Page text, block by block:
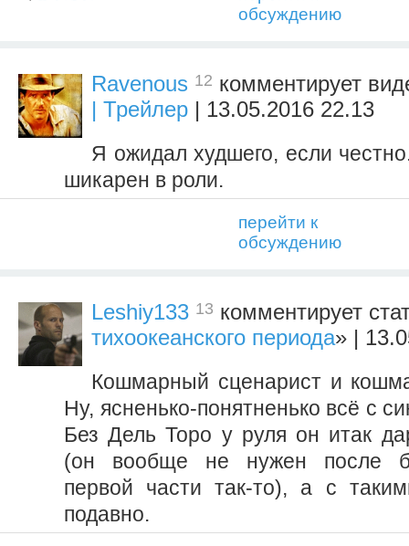
обсуждению
Ravenous 12 комментирует
| Трейлер | 13.05.2016 22.13
Я ожидал худшего, если
шикарен в роли.
перейти к
обсуждению
Leshiy133 13 комментирует
тихоокеанского периода» |
Кошмарный сценарист и
Ну, ясненько-понятненько всё с
Без Дель Торо у руля он итак
(он вообще не нужен после
первой части так-то), а с
подавно.